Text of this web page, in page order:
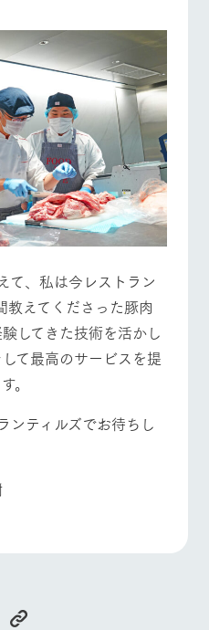
店舗
交通アクセス
団体のお客様へ
お問い合わせ
て、私は今レストラン
教えてくださった豚肉
してきた技術を活かし
て最高のサービスを提
。
ンティルズでお待ちし